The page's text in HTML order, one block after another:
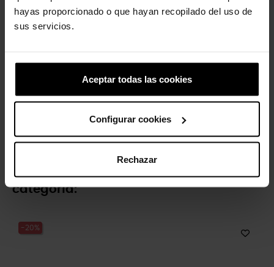
hayas proporcionado o que hayan recopilado del uso de
sus servicios.
Aceptar todas las cookies
Configurar cookies
Rechazar
Paw Patrol Chase Handle It Rain Boot T
44,90 € 35,92 €
4 otros productos de la misma
categoría:
-20%